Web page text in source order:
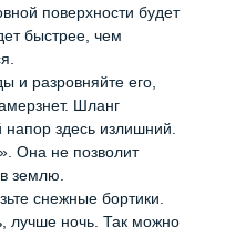
поверхности будет
быстрее, чем
и разровняйте его,
Шланг
здесь излишний.
Она не позволит
землю.
снежные бортики.
лучше ночь. Так можно